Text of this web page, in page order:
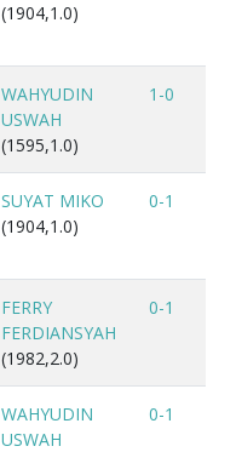
(1904,1.0)
WAHYUDIN
USWAH
(1595,1.0)
1-0
SUYAT MIKO
(1904,1.0)
0-1
FERRY
FERDIANSYAH
(1982,2.0)
0-1
WAHYUDIN
USWAH
0-1